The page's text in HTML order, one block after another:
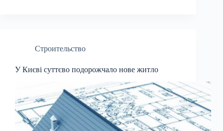
Строительство
У Києві суттєво подорожчало нове житло